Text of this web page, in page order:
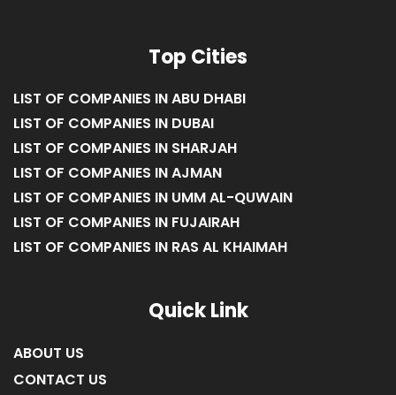
Top Cities
LIST OF COMPANIES IN ABU DHABI
LIST OF COMPANIES IN DUBAI
LIST OF COMPANIES IN SHARJAH
LIST OF COMPANIES IN AJMAN
LIST OF COMPANIES IN UMM AL-QUWAIN
LIST OF COMPANIES IN FUJAIRAH
LIST OF COMPANIES IN RAS AL KHAIMAH
Quick Link
ABOUT US
CONTACT US